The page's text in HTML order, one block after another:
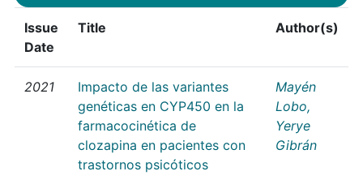
Issue
Date
Title Author(s)
2021
Impacto de las variantes
genéticas en CYP450 en la
farmacocinética de
clozapina en pacientes con
trastornos psicóticos
Mayén
Lobo,
Yerye
Gibrán